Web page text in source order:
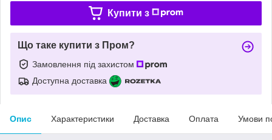
Купити з
Що таке купити з Пром?
Замовлення під захистом
Доступна доставка
Опис Характеристики Доставка Оплата Умови